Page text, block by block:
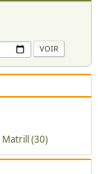
Matrill (30)